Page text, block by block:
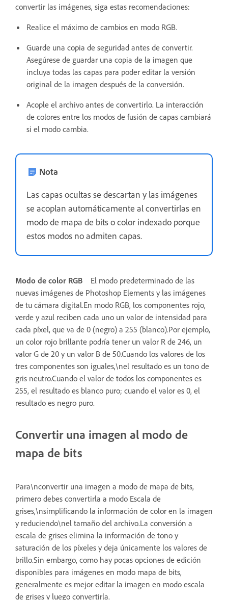
convertir las imágenes, siga estas recomendaciones:
Realice el máximo de cambios en modo RGB.
Guarde una copia de seguridad antes de convertir.
Asegúrese de guardar una copia de la imagen que
incluya todas las capas para poder editar la versión
original de la imagen después de la conversión.
Acople el archivo antes de convertirlo. La interacción
de colores entre los modos de fusión de capas cambiará
si el modo cambia.
Nota
Las capas ocultas se descartan y las imágenes
se acoplan automáticamente al convertirlas en
modo de mapa de bits o color indexado porque
estos modos no admiten capas.
Modo de color RGB
El modo predeterminado de las
nuevas imágenes de Photoshop Elements y las imágenes
de tu cámara digital.En modo RGB, los componentes rojo,
verde y azul reciben cada uno un valor de intensidad para
cada píxel, que va de 0 (negro) a 255 (blanco).Por ejemplo,
un color rojo brillante podría tener un valor R de 246, un
valor G de 20 y un valor B de 50.Cuando los valores de los
tres componentes son iguales,\nel resultado es un tono de
gris neutro.Cuando el valor de todos los componentes es
255, el resultado es blanco puro; cuando el valor es 0, el
resultado es negro puro.
Convertir una imagen al modo de
mapa de bits
Para\nconvertir una imagen a modo de mapa de bits,
primero debes convertirla a modo Escala de
grises,\nsimplificando la información de color en la imagen
y reduciendo\nel tamaño del archivo.La conversión a
escala de grises elimina la información de tono y
saturación de los píxeles y deja únicamente los valores de
brillo.Sin embargo, como hay pocas opciones de edición
disponibles para imágenes en modo mapa de bits,
generalmente es mejor editar la imagen en modo escala
de grises y luego convertirla.